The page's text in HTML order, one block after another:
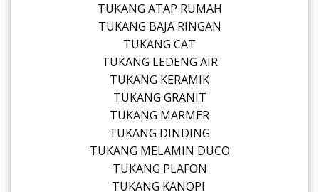
TUKANG ATAP RUMAH
TUKANG BAJA RINGAN
TUKANG CAT
TUKANG LEDENG AIR
TUKANG KERAMIK
TUKANG GRANIT
TUKANG MARMER
TUKANG DINDING
TUKANG MELAMIN DUCO
TUKANG PLAFON
TUKANG KANOPI